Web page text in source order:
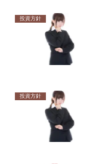
投資方針
投資方針